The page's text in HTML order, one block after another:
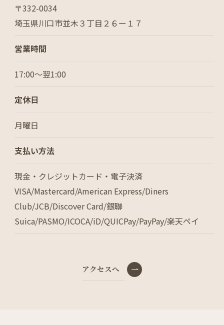
〒332-0034
埼玉県川口市並木３丁目２６ー１７
営業時間
17:00～翌1:00
定休日
月曜日
支払い方法
現金・クレジットカード・電子決済
VISA/Mastercard/American Express/Diners
Club/JCB/Discover Card/銀聯
Suica/PASMO/ICOCA/iD/QUICPay/PayPay/楽天ペイ
アクセスへ